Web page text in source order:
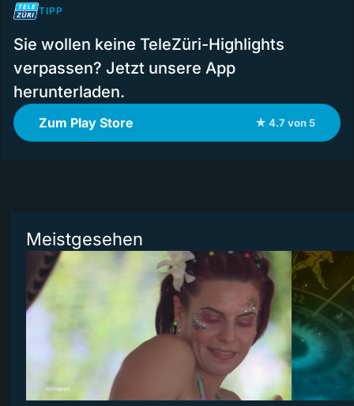
TIPP
Sie wollen keine TeleZüri-Highlights
verpassen? Jetzt unsere App
herunterladen.
Zum Play Store ★ 4.7 von 5
Meistgesehen